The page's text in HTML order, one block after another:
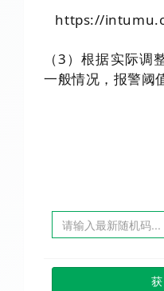
https://
（3）根据实际调
一般情况，报警阈